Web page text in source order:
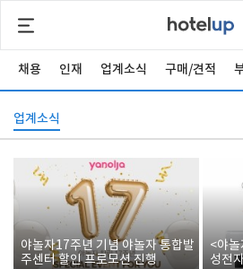
채용 인재 업계소식 구매/견적
업계소식
야놀자17주년 기념 야놀자 통합발
주센터 할인 프로모션 진행
<야
성전